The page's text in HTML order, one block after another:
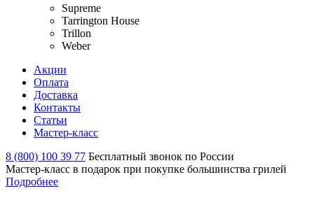
Supreme
Tarrington House
Trillon
Weber
Акции
Оплата
Доставка
Контакты
Статьи
Мастер-класс
8 (800) 100 39 77 Бесплатный звонок по России
Мастер-класс в подарок при покупке большинства грилей
Подробнее